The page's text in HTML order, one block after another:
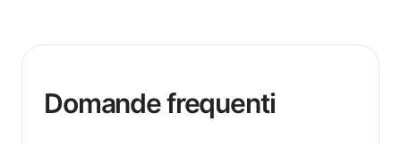
Domande frequenti